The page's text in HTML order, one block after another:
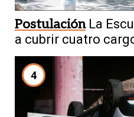
Postulación La
a cubrir cuatro
4